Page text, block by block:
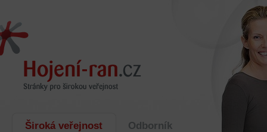
Široká veřejnost Odborník